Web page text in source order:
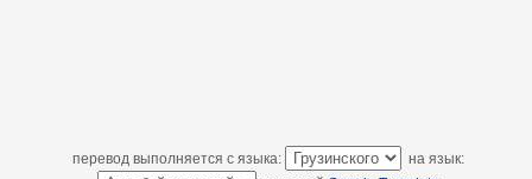
перевод выполняется с языка:
на язык: